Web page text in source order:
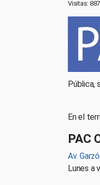
Visitas:
Pública,
En el
PAC
Av.
Lunes a